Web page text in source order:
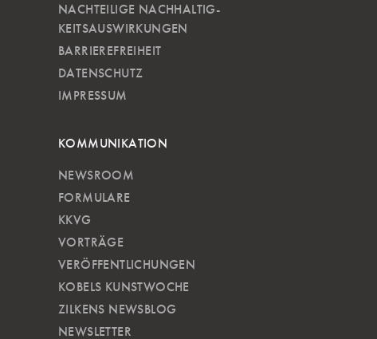
NACHTEILIGE NACH­HALTIG­
KEITSAUSWIRKUNGEN
BARRIEREFREIHEIT
DATENSCHUTZ
IMPRESSUM
KOMMUNIKATION
NEWSROOM
FORMULARE
KKVG
VORTRÄGE
VERÖFFENTLICHUNGEN
KOBELS KUNSTWOCHE
ZILKENS NEWSBLOG
NEWSLETTER